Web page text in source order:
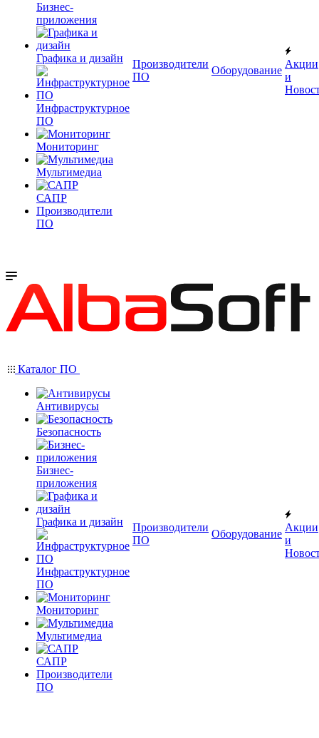
Бизнес-
приложения
Графика и дизайн
Инфраструктурное
ПО
Мониторинг
Мультимедиа
САПР
Производители
ПО
Производители
ПО
Оборудование
Акции
и
Каталог ПО
Антивирусы
Безопасность
Бизнес-
приложения
Графика и дизайн
Инфраструктурное
ПО
Мониторинг
Мультимедиа
САПР
Производители
ПО
Производители
ПО
Оборудование
Акции
и